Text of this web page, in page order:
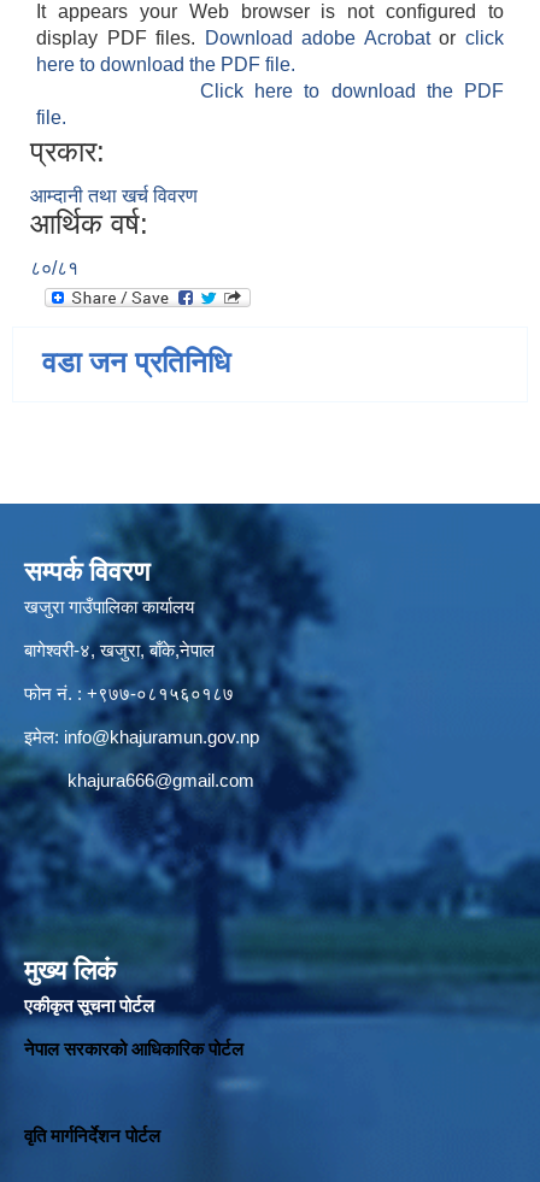
It appears your Web browser is not configured to
display PDF files.
Download adobe Acrobatorclick
here to download the PDF file.
Click here to download the PDF
file.
प्रकार:
आम्दानी तथा खर्च विवरण
आर्थिक वर्ष:
८०/८१
वडा जन प्रतिनिधि
सम्पर्क विवरण
खजुरा गाउँपालिका कार्यालय
बागेश्वरी-४, खजुरा, बाँके,नेपाल
फोन नं. : +९७७-०८१५६०१८७
इमेल: info@khajuramun.gov.np
khajura666@gmail.com
मुख्य लिकं
एकीकृत सूचना पोर्टल
नेपाल सरकारको आधिकारिक पोर्टल
वृति मार्गनिर्देशन पोर्टल